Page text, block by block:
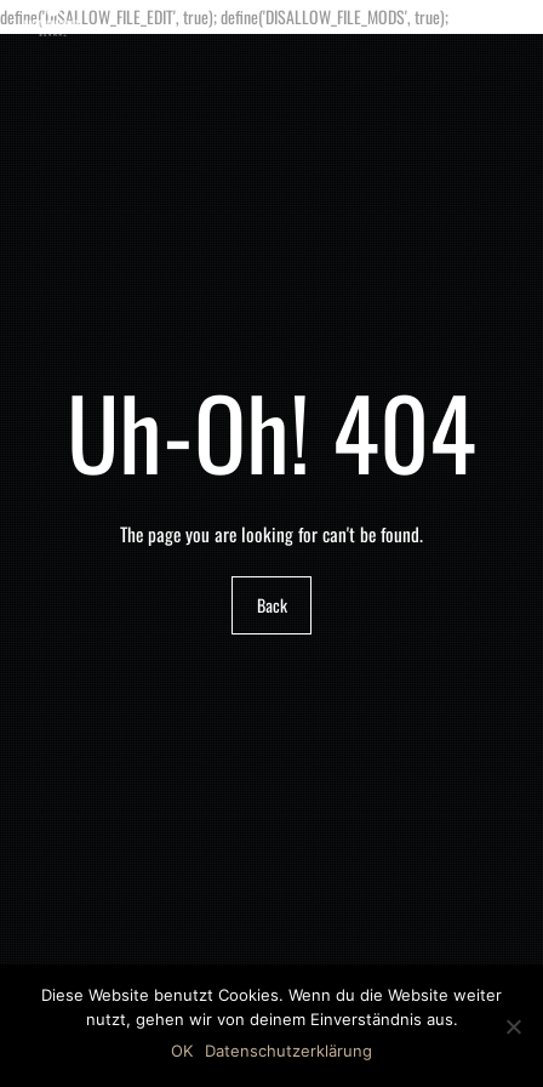
define('DISALLOW_FILE_EDIT', true); define('DISALLOW_FILE_MODS', true);
Uh-Oh! 404
The page you are looking for can't be found.
Back
©2018 MWB – MOTORWAGEN BERNAU GMBH
Diese Website benutzt Cookies. Wenn du die Website weiter
nutzt, gehen wir von deinem Einverständnis aus.
OK
Datenschutzerklärung